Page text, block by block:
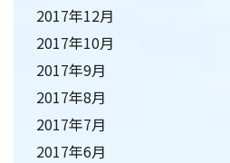
2017年12月
2017年10月
2017年9月
2017年8月
2017年7月
2017年6月